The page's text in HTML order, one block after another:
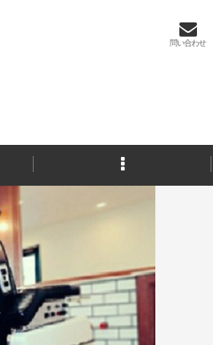
問い合わせ